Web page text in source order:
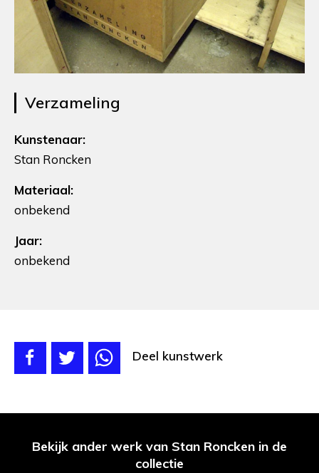
Verzameling
Kunstenaar:
Stan Roncken
Materiaal:
onbekend
Jaar:
onbekend
Deel kunstwerk
Bekijk ander werk van Stan Roncken in de
collectie